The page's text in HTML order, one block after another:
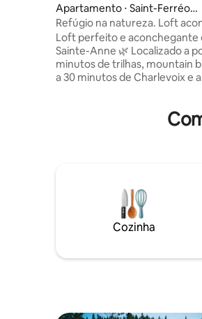
Apartamento ⋅ Saint-Ferréol-l
es-Neiges
Refúgio na natureza. Loft
perto de Mont-Ste-Anne
Loft perfeito e aconchegante
Sainte-Anne 🌿 Localizado a
minutos de trilhas, mountain
a 30 minutos de Charlevoix e
precisa para relaxar: piscina
sauna, churrasqueira,
Jean-Larose, Chute
muito mais. Localizado no 3º
acesso ao elevador.
Cozinha